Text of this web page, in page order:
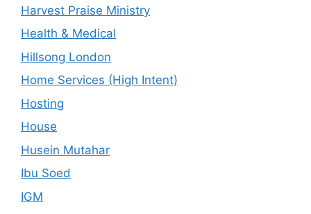
Harvest Praise Ministry
Health & Medical
Hillsong London
Home Services (High Intent)
Hosting
House
Husein Mutahar
Ibu Soed
IGM